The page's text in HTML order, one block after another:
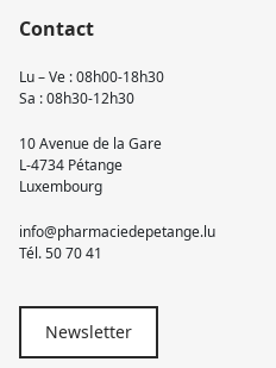
Contact
Lu – Ve : 08h00-18h30
Sa : 08h30-12h30
10 Avenue de la Gare
L-4734 Pétange
Luxembourg
info@pharmaciedepetange.lu
Tél.50 70 41
Newsletter